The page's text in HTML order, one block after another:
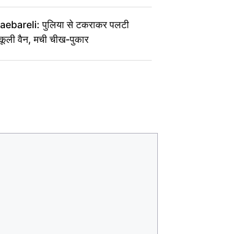
पुलिया से टकराकर पलटी
वैन, मची चीख-पुकार